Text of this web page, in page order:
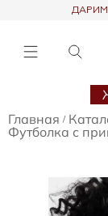
Главная /
Футболка с